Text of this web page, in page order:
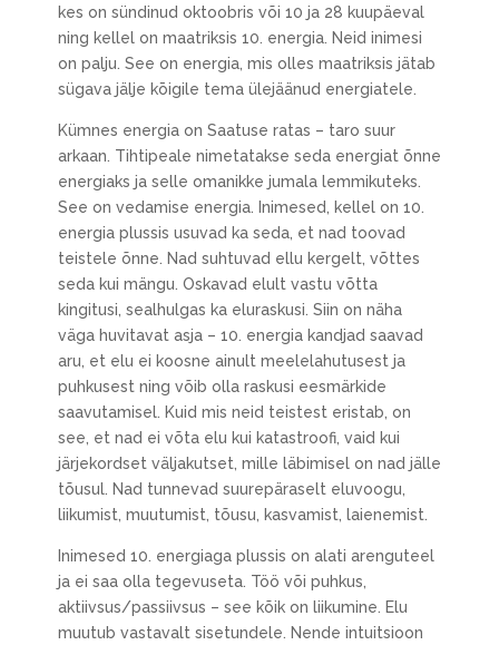
kes on sündinud oktoobris või 10 ja 28 kuupäeval
ning kellel on maatriksis 10. energia. Neid inimesi
on palju. See on energia, mis olles maatriksis jätab
sügava jälje kōigile tema ülejäänud energiatele.
Kümnes energia on Saatuse ratas – taro suur
arkaan. Tihtipeale nimetatakse seda energiat õnne
energiaks ja selle omanikke jumala lemmikuteks.
See on vedamise energia. Inimesed, kellel on 10.
energia plussis usuvad ka seda, et nad toovad
teistele õnne. Nad suhtuvad ellu kergelt, võttes
seda kui mängu. Oskavad elult vastu võtta
kingitusi, sealhulgas ka eluraskusi. Siin on näha
väga huvitavat asja – 10. energia kandjad saavad
aru, et elu ei koosne ainult meelelahutusest ja
puhkusest ning võib olla raskusi eesmärkide
saavutamisel. Kuid mis neid teistest eristab, on
see, et nad ei võta elu kui katastroofi, vaid kui
järjekordset väljakutset, mille läbimisel on nad jälle
tõusul. Nad tunnevad suurepäraselt eluvoogu,
liikumist, muutumist, tõusu, kasvamist, laienemist.
Inimesed 10. energiaga plussis on alati arenguteel
ja ei saa olla tegevuseta. Töö või puhkus,
aktiivsus/passiivsus – see kõik on liikumine. Elu
muutub vastavalt sisetundele. Nende intuitsioon